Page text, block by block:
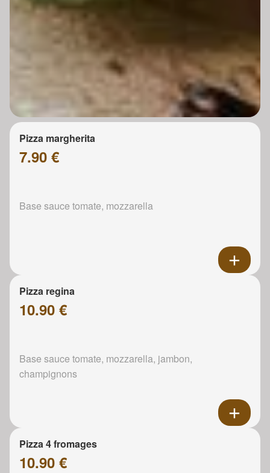
Pizza margherita
7.90 €
Base sauce tomate, mozzarella
Pizza regina
10.90 €
Base sauce tomate, mozzarella, jambon,
champignons
Pizza 4 fromages
10.90 €